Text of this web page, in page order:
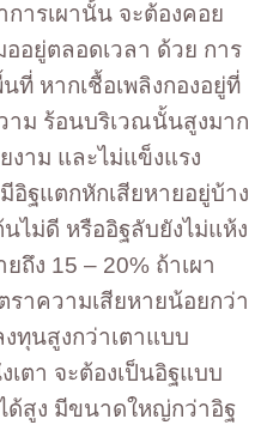
ารเผานั้น จะต้องคอย
อยู่ตลอดเวลา ด้วย การ
นที่ หากเชื้อเพลิงกองอยู่ที่
าม ร้อนบริเวณนั้นสูงมาก
งาม และไม่แข็งแรง
อิฐแตกหักเสียหายอยู่บ้าง
ไม่ดี หรืออิฐลับยังไม่แห้ง
ถึง 15 – 20% ถ้าเผา
ราความเสียหายน้อยกว่า
งทุนสูงกว่าเตาแบบ
เตา จะต้องเป็นอิฐแบบ
ด้สูง มีขนาดใหญ่กว่าอิฐ